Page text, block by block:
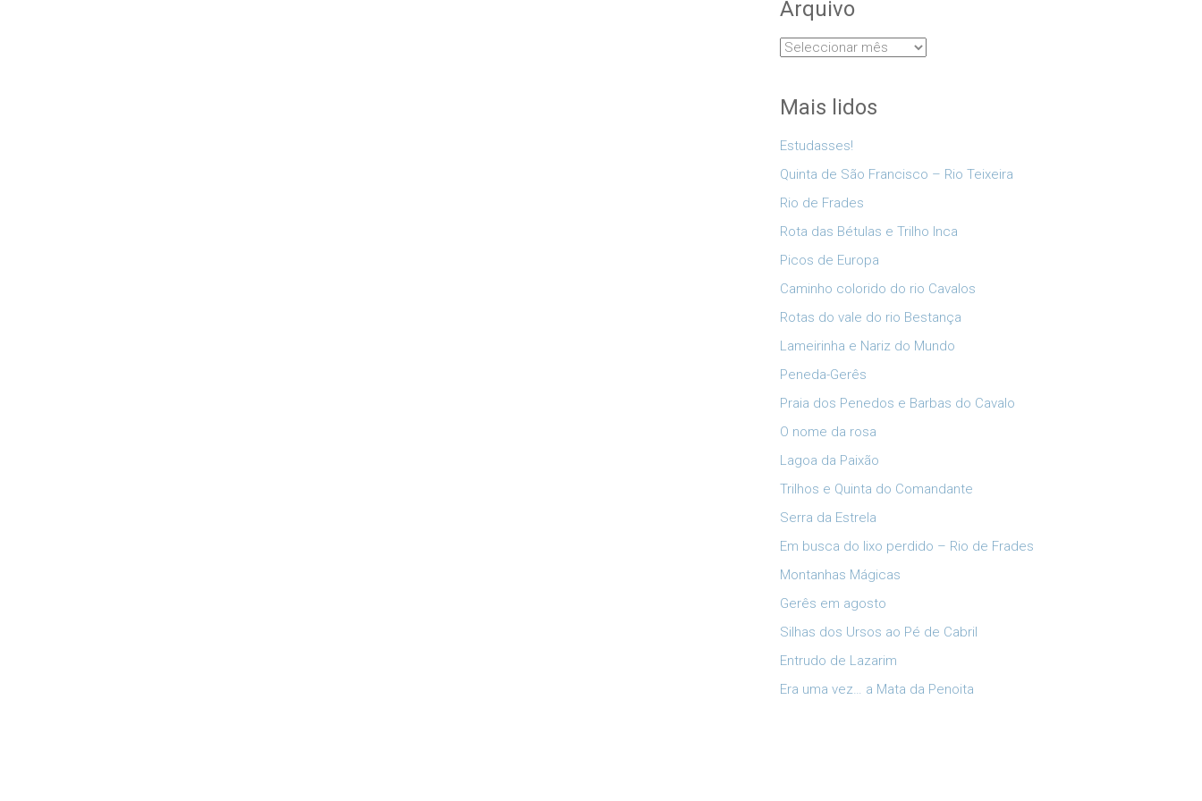
Arquivo
Arquivo
Mais lidos
Estudasses!
Quinta de São Francisco – Rio Teixeira
Rio de Frades
Rota das Bétulas e Trilho Inca
Picos de Europa
Caminho colorido do rio Cavalos
Rotas do vale do rio Bestança
Lameirinha e Nariz do Mundo
Peneda-Gerês
Praia dos Penedos e Barbas do Cavalo
O nome da rosa
Lagoa da Paixão
Trilhos e Quinta do Comandante
Serra da Estrela
Em busca do lixo perdido – Rio de Frades
Montanhas Mágicas
Gerês em agosto
Silhas dos Ursos ao Pé de Cabril
Entrudo de Lazarim
Era uma vez… a Mata da Penoita